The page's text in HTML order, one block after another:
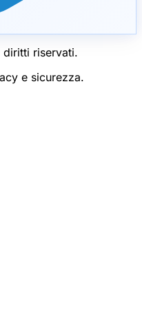
diritti riservati.
e sicurezza.